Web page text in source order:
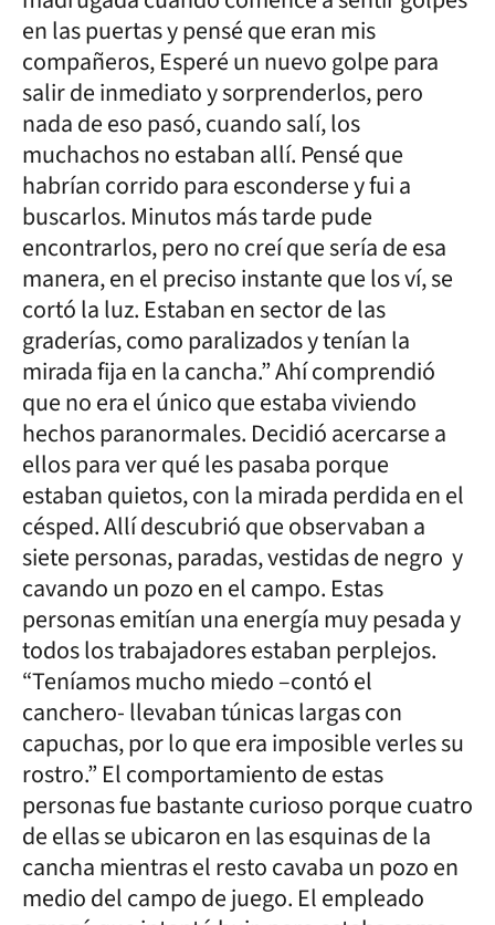
en las puertas y pensé que eran mis
compañeros, Esperé un nuevo golpe para
salir de inmediato y sorprenderlos, pero
nada de eso pasó, cuando salí, los
muchachos no estaban allí. Pensé que
habrían corrido para esconderse y fui a
buscarlos. Minutos más tarde pude
encontrarlos, pero no creí que sería de esa
manera, en el preciso instante que los ví, se
cortó la luz. Estaban en sector de las
graderías, como paralizados y tenían la
mirada fija en la cancha.” Ahí comprendió
que no era el único que estaba viviendo
hechos paranormales. Decidió acercarse a
ellos para ver qué les pasaba porque
estaban quietos, con la mirada perdida en el
césped. Allí descubrió que observaban a
siete personas, paradas, vestidas de negro y
cavando un pozo en el campo. Estas
personas emitían una energía muy pesada y
todos los trabajadores estaban perplejos.
“Teníamos mucho miedo –contó el
canchero- llevaban túnicas largas con
capuchas, por lo que era imposible verles su
rostro.” El comportamiento de estas
personas fue bastante curioso porque cuatro
de ellas se ubicaron en las esquinas de la
cancha mientras el resto cavaba un pozo en
medio del campo de juego. El empleado